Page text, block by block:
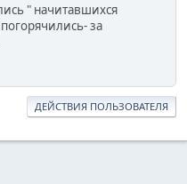
" начитавшихся
за
ДЕЙСТВИЯ ПОЛЬЗОВАТЕЛЯ